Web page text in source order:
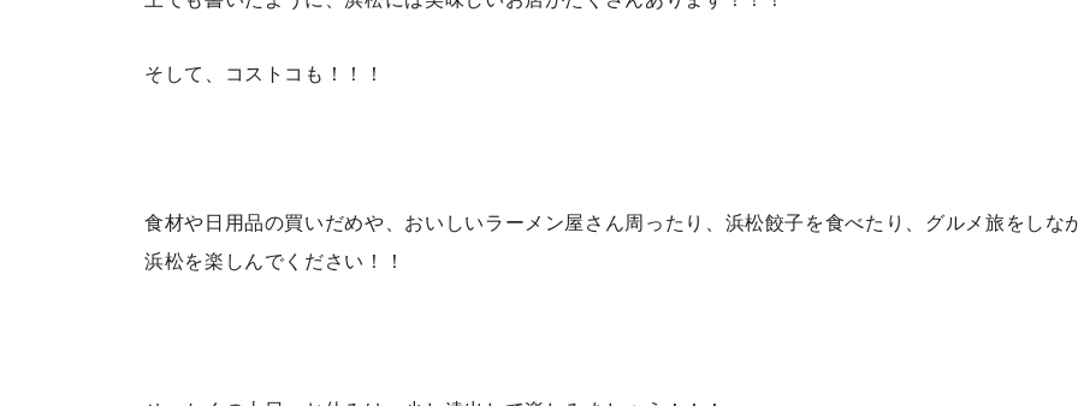
そして、コストコも！！！
食材や日用品の買いだめや、おいしいラーメン屋さん周ったり、浜松餃子を食べたり、グルメ旅をしな
浜松を楽しんでください！！